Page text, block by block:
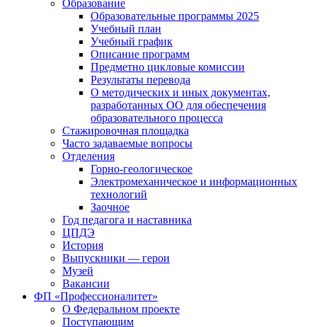
Образование
Образовательные программы 2025
Учебный план
Учебный график
Описание программ
Предметно цикловые комиссии
Результаты перевода
О методических и иных документах,
разработанных ОО для обеспечения
образовательного процесса
Стажировочная площадка
Часто задаваемые вопросы
Отделения
Горно-геологическое
Электромеханическое и информационных
технологий
Заочное
Год педагога и наставника
ЦПДЭ
История
Выпускники — герои
Музей
Вакансии
ФП «Профессионалитет»
О Федеральном проекте
Поступающим